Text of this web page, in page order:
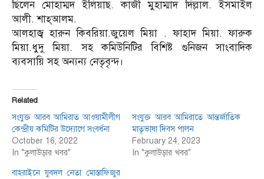
ছিলেন মোহাম্মদ ইলিয়াছ. কাজী মুহাম্মাদ দিল্লাল. ইসমাইল
আলী. শাহ্আলম.
আলহাজ্ব হারুন কিবরিয়া.জুয়েল মিয়া . ফাহাদ মিয়া. ফারুক
মিয়া.ধুদু মিয়া. সহ কমিউনিটির বিশিষ্ট গুনিজন সাংবাদিক
ব্যবসায়ি সহ অন্যন্য নেতৃবৃন্দ।
Related
সংযুক্ত আরব আমিরাত আওয়ামীলীগ
কেন্দ্রীয় কমিটির উদ্যোগে সংবর্ধনা
October 16, 2022
In "কুলাউড়ার খবর"
সংযুক্ত আরব আমিরাতে আন্তর্জাতিক
মাতৃভাষা দিবস পালন
February 24, 2023
In "কুলাউড়ার খবর"
বাহরাইনে যুবদল নেতা মোস্তাফিজুর